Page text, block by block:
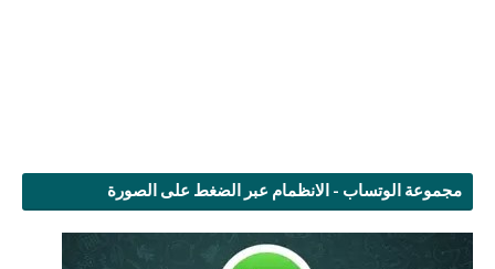
مجموعة الوتساب - الانظمام عبر الضغط على الصورة